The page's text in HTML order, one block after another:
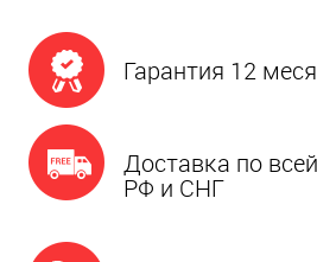
Гарантия 12
Доставка по
РФ и СНГ